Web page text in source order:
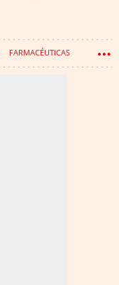
FARMACÉUTICAS